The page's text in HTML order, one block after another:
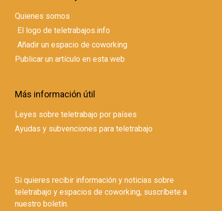
Quienes somos
El logo de teletrabajos.info
Añadir un espacio de coworking
Publicar un artículo en esta web
Más información útil
Leyes sobre teletrabajo por países
Ayudas y subvenciones para teletrabajo
Si quieres recibir información y noticias sobre
teletrabajo y espacios de coworking, suscríbete a
nuestro boletín.